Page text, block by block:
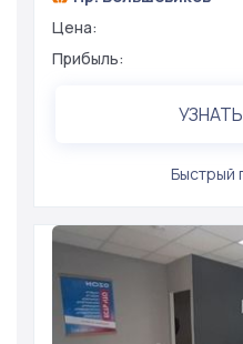
Цена:
Прибыль:
Быстрый